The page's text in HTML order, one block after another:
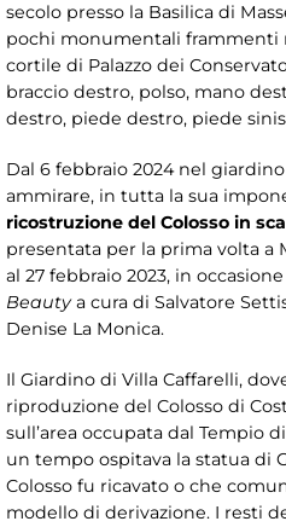
secolo presso la Basilica di
pochi monumentali frammenti
cortile di Palazzo dei
braccio destro, polso, mano
destro, piede destro, piede
Dal 6 febbraio 2024 nel
ammirare, in tutta la sua
ricostruzione del Colosso in
presentata per la prima volta a
al 27 febbraio 2023, in
Beautya cura di Salvatore
Denise La Monica.
Il Giardino di Villa Caffarelli,
riproduzione del Colosso di
sull’area occupata dal Tempio
un tempo ospitava la statua di
Colosso fu ricavato o che
modello di derivazione. I resti